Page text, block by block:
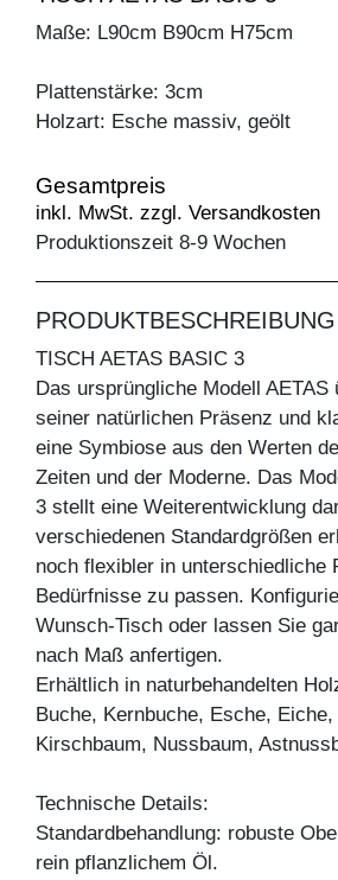
Maße: L90cm B90cm H75cm
Plattenstärke: 3cm
Holzart: Esche massiv, geölt
Gesamtpreis
inkl. MwSt. zzgl. Versandkosten
Produktionszeit 8-9 Wochen
PRODUKTBESCHREIBUNG
TISCH AETAS BASIC 3
Das ursprüngliche Modell AETAS
seiner natürlichen Präsenz und
eine Symbiose aus den Werten
Zeiten und der Moderne. Das
3 stellt eine Weiterentwicklung
verschiedenen Standardgrößen
noch flexibler in unterschiedliche
Bedürfnisse zu passen.
Wunsch-Tisch oder lassen Sie
nach Maß anfertigen.
Erhältlich in naturbehandelten
Buche, Kernbuche, Esche,
Kirschbaum, Nussbaum,
Technische Details:
Standardbehandlung: robuste
rein pflanzlichem Öl.